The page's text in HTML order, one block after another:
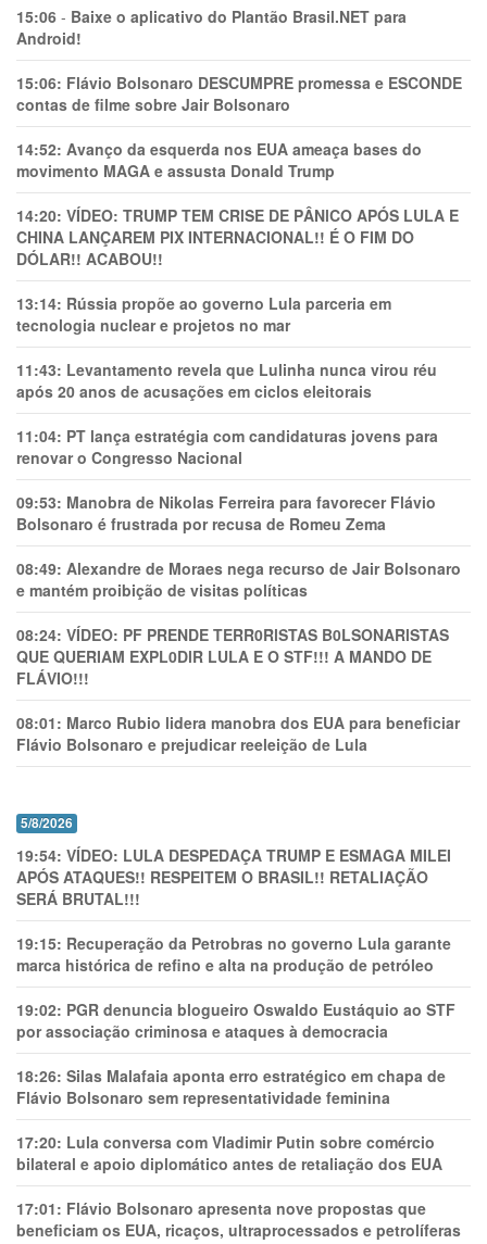
15:06 - Baixe o aplicativo do Plantão Brasil.NET para
Android!
15:06: Flávio Bolsonaro DESCUMPRE promessa e ESCONDE
contas de filme sobre Jair Bolsonaro
14:52: Avanço da esquerda nos EUA ameaça bases do
movimento MAGA e assusta Donald Trump
14:20: VÍDEO: TRUMP TEM CRlSE DE PÂNlCO APÓS LULA E
CHINA LANÇAREM PIX INTERNACIONAL!! É O FIM DO
DÓLAR!! ACABOU!!
13:14: Rússia propõe ao governo Lula parceria em
tecnologia nuclear e projetos no mar
11:43: Levantamento revela que Lulinha nunca virou réu
após 20 anos de acusações em ciclos eleitorais
11:04: PT lança estratégia com candidaturas jovens para
renovar o Congresso Nacional
09:53: Manobra de Nikolas Ferreira para favorecer Flávio
Bolsonaro é frustrada por recusa de Romeu Zema
08:49: Alexandre de Moraes nega recurso de Jair Bolsonaro
e mantém proibição de visitas políticas
08:24: VÍDEO: PF PRENDE TERR0RlSTAS B0LSONARlSTAS
QUE QUERIAM EXPL0DlR LULA E O STF!!! A MANDO DE
FLÁVIO!!!
08:01: Marco Rubio lidera manobra dos EUA para beneficiar
Flávio Bolsonaro e prejudicar reeleição de Lula
5/8/2026
19:54: VÍDEO: LULA DESPEDAÇA TRUMP E ESMAGA MILEI
APÓS ATAQUES!! RESPEITEM O BRASIL!! RETALIAÇÃO
SERÁ BRUTAL!!!
19:15: Recuperação da Petrobras no governo Lula garante
marca histórica de refino e alta na produção de petróleo
19:02: PGR denuncia blogueiro Oswaldo Eustáquio ao STF
por associação criminosa e ataques à democracia
18:26: Silas Malafaia aponta erro estratégico em chapa de
Flávio Bolsonaro sem representatividade feminina
17:20: Lula conversa com Vladimir Putin sobre comércio
bilateral e apoio diplomático antes de retaliação dos EUA
17:01: Flávio Bolsonaro apresenta nove propostas que
beneficiam os EUA, ricaços, ultraprocessados e petrolíferas